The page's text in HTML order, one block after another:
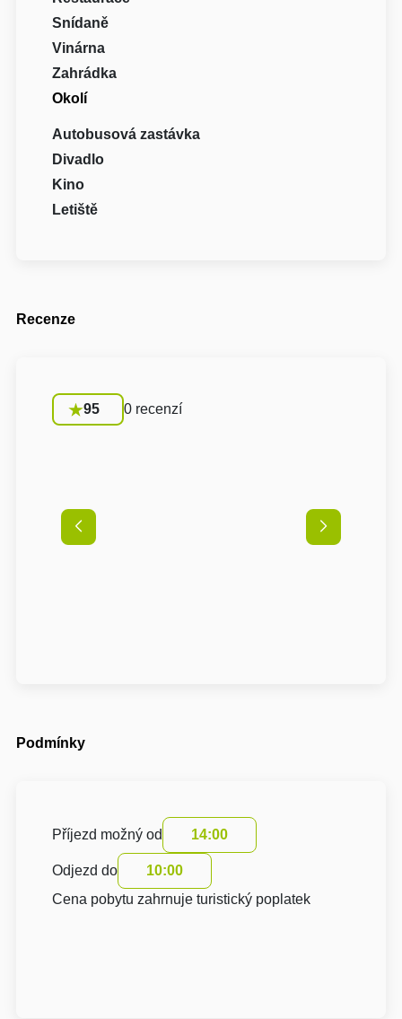
Snídaně
Vinárna
Zahrádka
Okolí
Autobusová zastávka
Divadlo
Kino
Letiště
Recenze
95 0 recenzí
Podmínky
Příjezd možný od 14:00
Odjezd do
10:00
Cena pobytu zahrnuje turistický poplatek